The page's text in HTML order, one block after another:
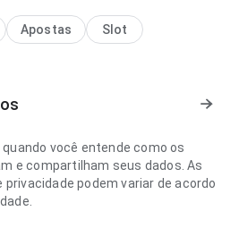
Apostas
Slot
você entende como os
e compartilham seus dados. As
podem variar de acordo